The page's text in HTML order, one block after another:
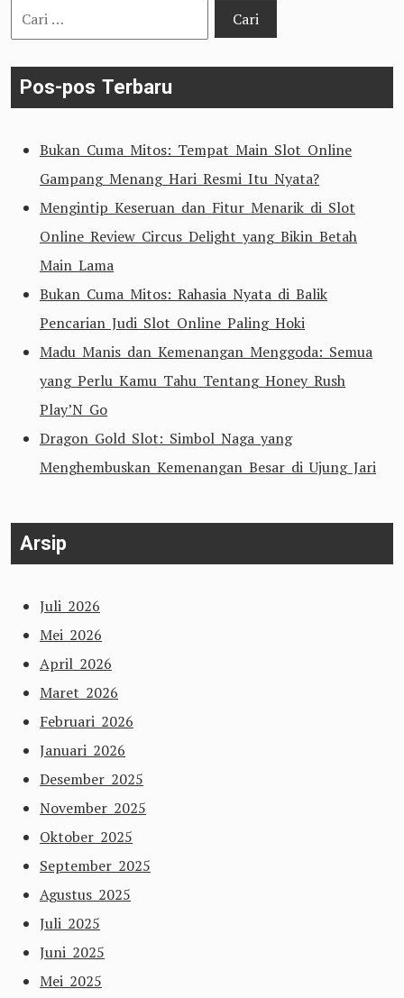
Cari
untuk:
Pos-pos Terbaru
Bukan Cuma Mitos: Tempat Main Slot Online
Gampang Menang Hari Resmi Itu Nyata?
Mengintip Keseruan dan Fitur Menarik di Slot
Online Review Circus Delight yang Bikin Betah
Main Lama
Bukan Cuma Mitos: Rahasia Nyata di Balik
Pencarian Judi Slot Online Paling Hoki
Madu Manis dan Kemenangan Menggoda: Semua
yang Perlu Kamu Tahu Tentang Honey Rush
Play’N Go
Dragon Gold Slot: Simbol Naga yang
Menghembuskan Kemenangan Besar di Ujung Jari
Arsip
Juli 2026
Mei 2026
April 2026
Maret 2026
Februari 2026
Januari 2026
Desember 2025
November 2025
Oktober 2025
September 2025
Agustus 2025
Juli 2025
Juni 2025
Mei 2025